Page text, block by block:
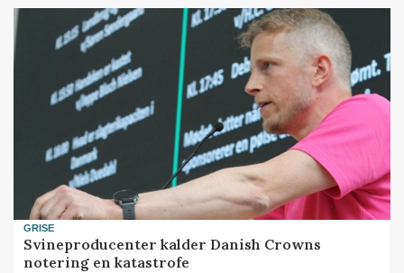
GRISE
Svineproducenter kalder Danish Crowns
notering en katastrofe